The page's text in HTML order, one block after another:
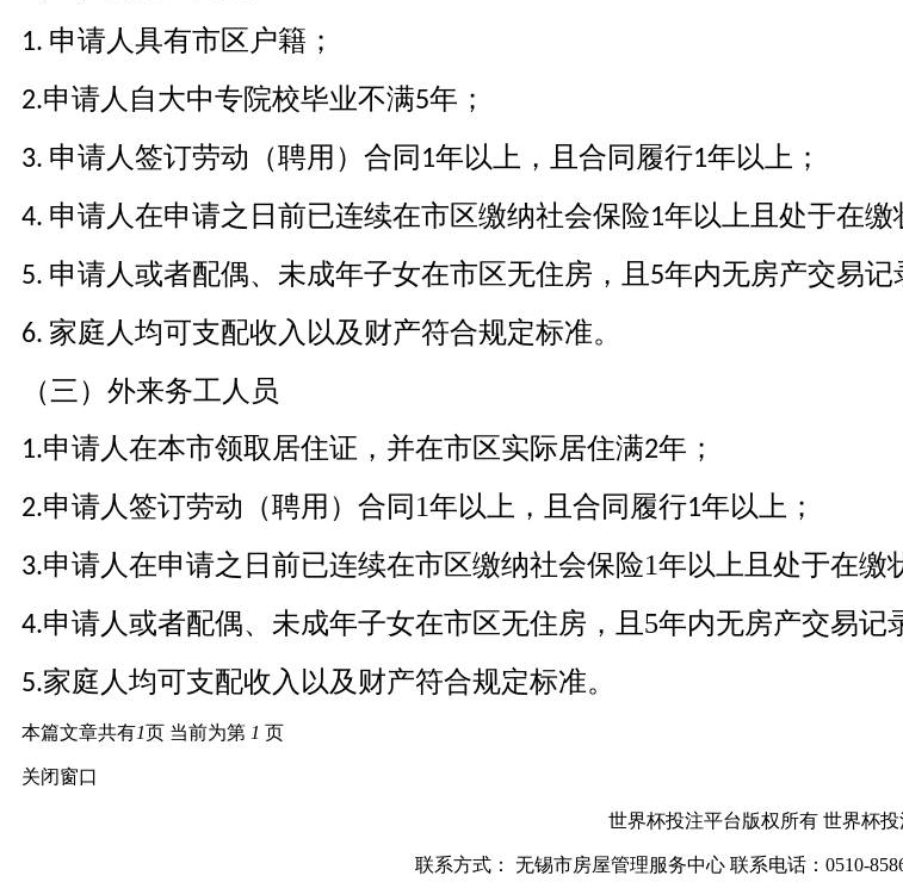
1. 申请人具有市区户籍；
2.申请人自大中专院校毕业不满5年；
3. 申请人签订劳动（聘用）合同 1年以上，且合同履行1年以上；
4. 申请人在申请之日前已连续在市区缴纳社会保险1年以上且处于在缴
5. 申请人或者配偶、未成年子女在市区无住房，且 5年内无房产交易记
6. 家庭人均可支配收入以及财产符合规定标准。
（三）外来务工人员
1.申请人在本市领取居住证，并在市区实际居住满2年；
2.申请人签订劳动（聘用）合同1年以上，且合同履行1年以上；
3.申请人在申请之日前已连续在市区缴纳社会保险1年以上且处于在缴
4.申请人或者配偶、未成年子女在市区无住房 ， 且5年内无房产交易记
5.家庭人均可支配收入以及财产符合规定标准。
本篇文章共有1页 当前为第 1 页
关闭窗口
世界杯投注平台版权所有 世界杯
联系方式： 无锡市房屋管理服务中心 联系电话：0510-